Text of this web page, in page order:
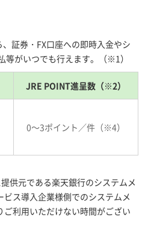
証券・FX口座への即時入金やシ
等がいつでも行えます。（※1）
JRE POINT進呈数（※2）
0～3ポイント／件（※4）
供元である楽天銀行のシステムメ
ビス導入企業様側でのシステムメ
ご利用いただけない時間がござい